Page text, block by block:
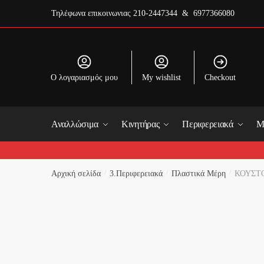
Τηλέφωνα επικοινωνιας 210-2447344 & 6977366080
O λογαριασμός μου My wishlist Checkout
Αναλλώσιμα Κινητήρας Περιφερειακά
Αρχική σελίδα 3.Περιφερειακά Πλαστικά Μέρη
Όνομα
First